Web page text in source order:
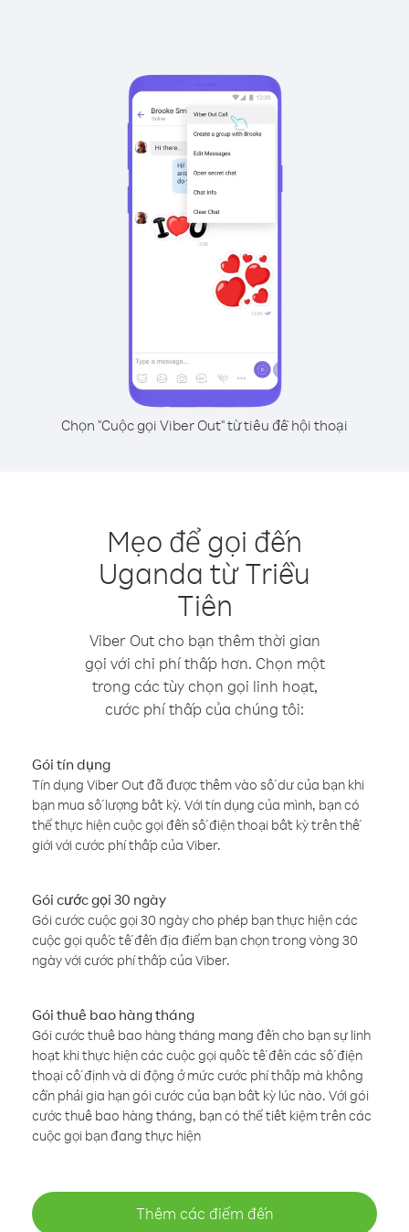
Chọn "Cuộc gọi Viber Out" từ tiêu đề hội thoại
Mẹo để gọi đến
Uganda từ Triều
Tiên
Viber Out cho bạn thêm thời gian
gọi với chi phí thấp hơn. Chọn một
trong các tùy chọn gọi linh hoạt,
cước phí thấp của chúng tôi:
Gói tín dụng
Tín dụng Viber Out đã được thêm vào số dư của bạn khi
bạn mua số lượng bất kỳ. Với tín dụng của mình, bạn có
thể thực hiện cuộc gọi đến số điện thoại bất kỳ trên thế
giới với cước phí thấp của Viber.
Gói cước gọi 30 ngày
Gói cước cuộc gọi 30 ngày cho phép bạn thực hiện các
cuộc gọi quốc tế đến địa điểm bạn chọn trong vòng 30
ngày với cước phí thấp của Viber.
Gói thuê bao hàng tháng
Gói cước thuê bao hàng tháng mang đến cho bạn sự linh
hoạt khi thực hiện các cuộc gọi quốc tế đến các số điện
thoại cố định và di động ở mức cước phí thấp mà không
cần phải gia hạn gói cước của bạn bất kỳ lúc nào. Với gói
cước thuê bao hàng tháng, bạn có thể tiết kiệm trên các
cuộc gọi bạn đang thực hiện
Thêm các điểm đến